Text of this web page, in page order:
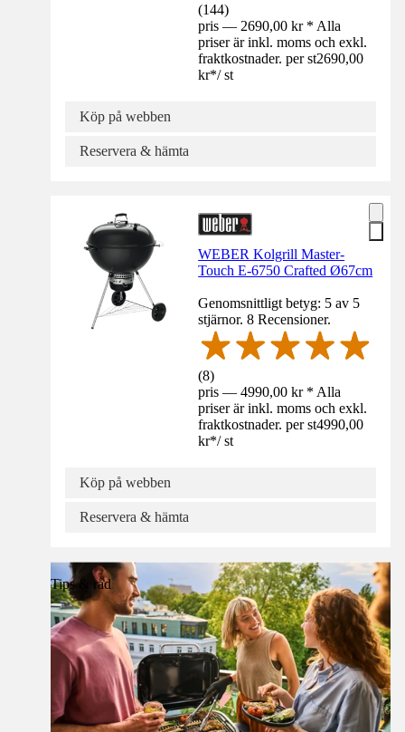
(144)
pris — 2690,00 kr * Alla
priser är inkl. moms och exkl.
fraktkostnader. per st2690,00
kr*/ st
Köp på webben
Reservera & hämta
WEBER Kolgrill Master-
Touch E-6750 Crafted Ø67cm
Genomsnittligt betyg: 5 av 5
stjärnor. 8 Recensioner.
(8)
pris — 4990,00 kr * Alla
priser är inkl. moms och exkl.
fraktkostnader. per st4990,00
kr*/ st
Köp på webben
Reservera & hämta
Tips & råd